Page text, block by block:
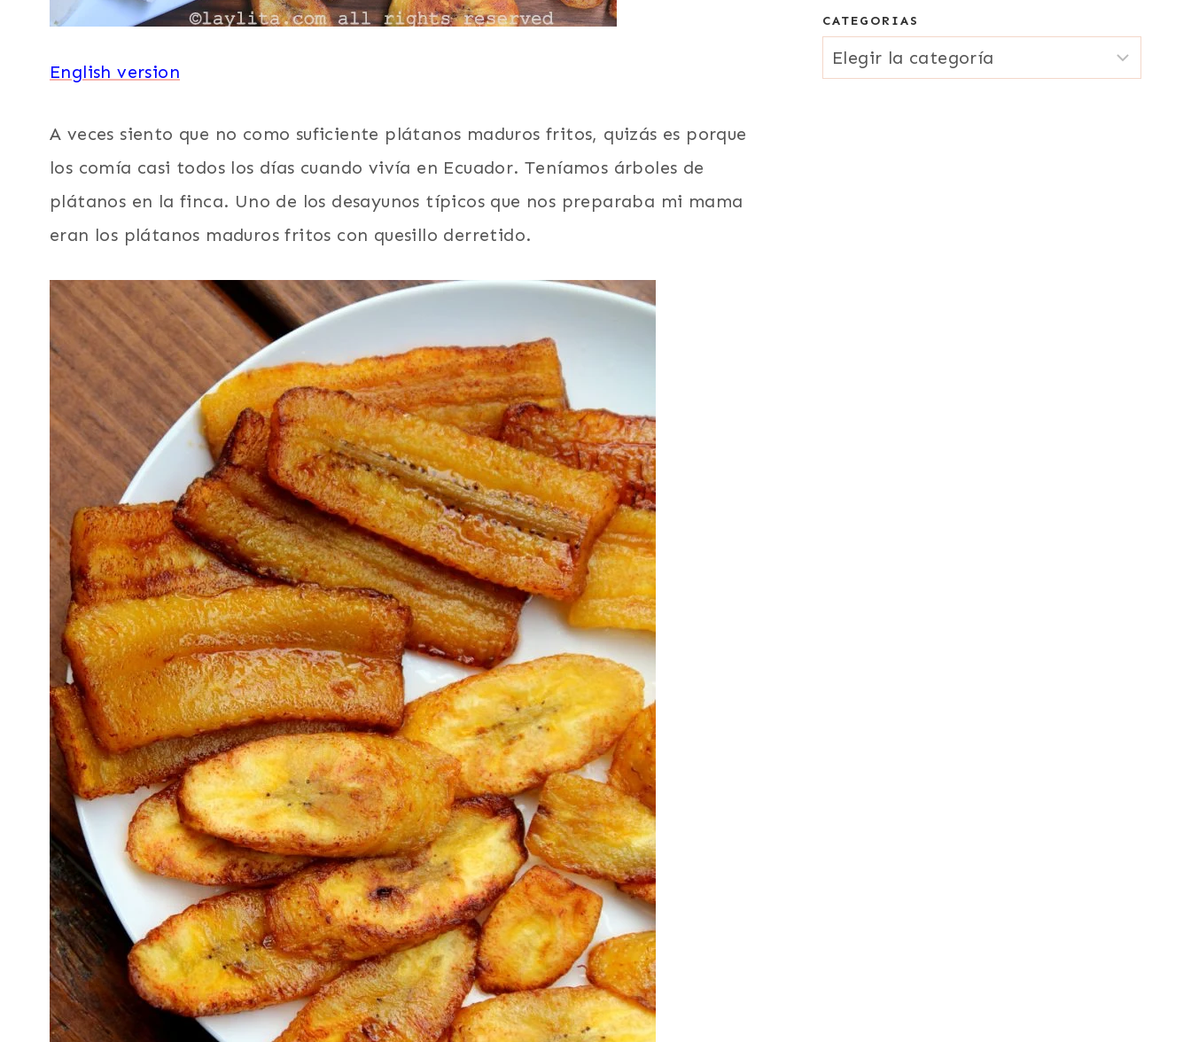
TODAS
|
English version
A veces siento que no como suficiente plátanos maduros fritos, quizás es porque
los comía casi todos los días cuando vivía en Ecuador. Teníamos árboles de
plátanos en la finca. Uno de los desayunos típicos que nos preparaba mi mama
eran los plátanos maduros fritos con quesillo derretido.
electrónico
{Email}
CATEGORIAS
CATEGORIAS